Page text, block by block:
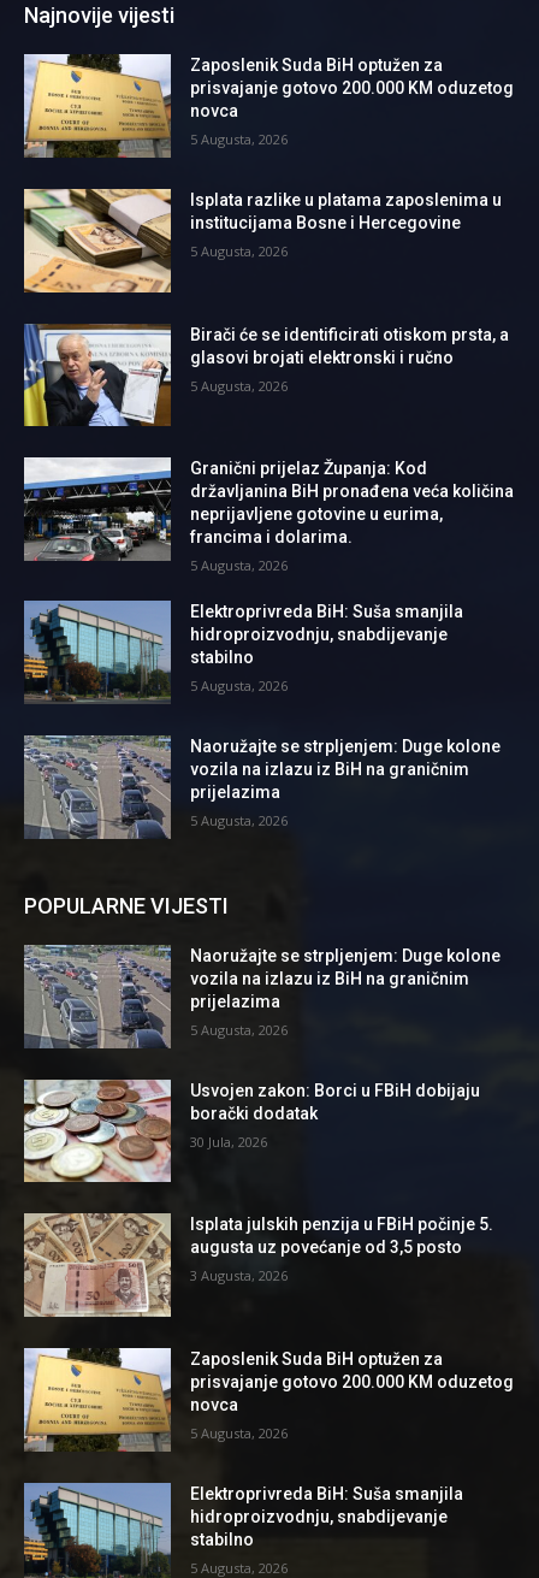
Najnovije vijesti
Zaposlenik Suda BiH optužen za
prisvajanje gotovo 200.000 KM oduzetog
novca
5 Augusta, 2026
Isplata razlike u platama zaposlenima u
institucijama Bosne i Hercegovine
5 Augusta, 2026
Birači će se identificirati otiskom prsta, a
glasovi brojati elektronski i ručno
5 Augusta, 2026
Granični prijelaz Županja: Kod
državljanina BiH pronađena veća količina
neprijavljene gotovine u eurima,
francima i dolarima.
5 Augusta, 2026
Elektroprivreda BiH: Suša smanjila
hidroproizvodnju, snabdijevanje
stabilno
5 Augusta, 2026
Naoružajte se strpljenjem: Duge kolone
vozila na izlazu iz BiH na graničnim
prijelazima
5 Augusta, 2026
POPULARNE VIJESTI
Naoružajte se strpljenjem: Duge kolone
vozila na izlazu iz BiH na graničnim
prijelazima
5 Augusta, 2026
Usvojen zakon: Borci u FBiH dobijaju
borački dodatak
30 Jula, 2026
Isplata julskih penzija u FBiH počinje 5.
augusta uz povećanje od 3,5 posto
3 Augusta, 2026
Zaposlenik Suda BiH optužen za
prisvajanje gotovo 200.000 KM oduzetog
novca
5 Augusta, 2026
Elektroprivreda BiH: Suša smanjila
hidroproizvodnju, snabdijevanje
stabilno
5 Augusta, 2026